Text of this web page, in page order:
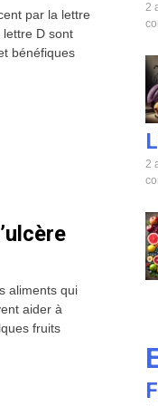
par la lettre
D sont
bénéfiques
aliments qui
aider à
fruits
2
2